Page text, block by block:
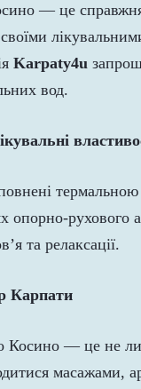
— це
своїми
Karpaty4u
вод.
термальною
опорно-рухового
та релаксації.
Карпати
Косино — це не
масажами,